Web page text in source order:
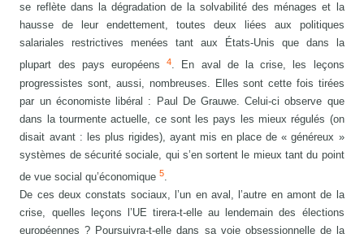
se reflète dans la dégradation de la solvabilité des ménages et la
hausse de leur endettement, toutes deux liées aux politiques
salariales restrictives menées tant aux États-Unis que dans la
plupart des pays européens4. En aval de la crise, les leçons
progressistes sont, aussi, nombreuses. Elles sont cette fois tirées
par un économiste libéral : Paul De Grauwe. Celui-ci observe que
dans la tourmente actuelle, ce sont les pays les mieux régulés (on
disait avant : les plus rigides), ayant mis en place de « généreux »
systèmes de sécurité sociale, qui s’en sortent le mieux tant du point
de vue social qu’économique5.
De ces deux constats sociaux, l’un en aval, l’autre en amont de la
crise, quelles leçons l’UE tirera-t-elle au lendemain des élections
européennes ? Poursuivra-t-elle dans sa voie obsessionnelle de la